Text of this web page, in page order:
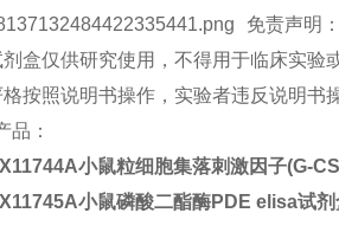
免责声明：
盒仅供研究使用，不得用于临床实验
按照说明书操作，实验者违反说明书
品：
小鼠粒细胞集落刺激因子(G-
小鼠磷酸二酯酶PDE elisa试剂